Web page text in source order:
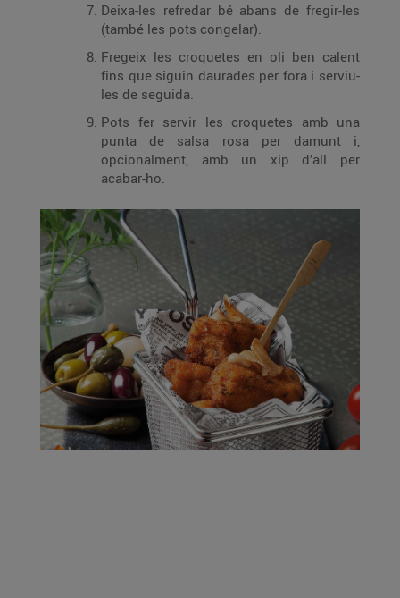
Deixa-les refredar bé abans de fregir-les
(també les pots congelar).
Fregeix les croquetes en oli ben calent
fins que siguin daurades per fora i serviu-
les de seguida.
Pots fer servir les croquetes amb una
punta de salsa rosa per damunt i,
opcionalment, amb un xip d’all per
acabar-ho.